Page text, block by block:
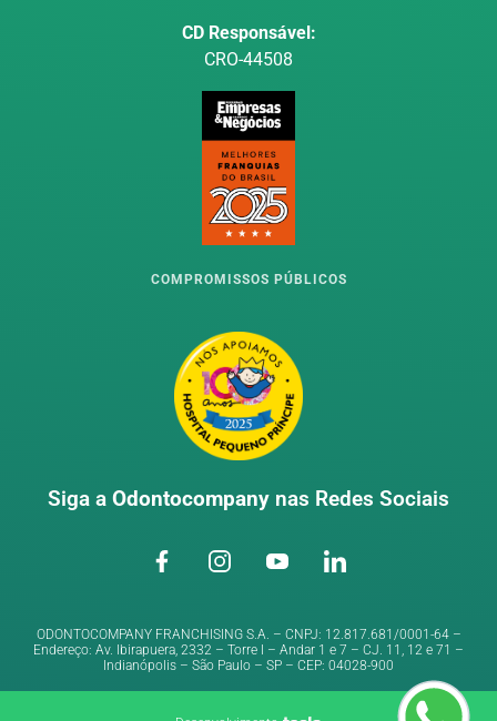
CD Responsável:
CRO-44508
COMPROMISSOS PÚBLICOS
Siga a Odontocompany nas Redes Sociais
ODONTOCOMPANY FRANCHISING S.A. – CNPJ: 12.817.681/0001-64 –
Endereço: Av. Ibirapuera, 2332 – Torre I – Andar 1 e 7 – CJ. 11, 12 e 71 –
Indianópolis – São Paulo – SP – CEP: 04028-900